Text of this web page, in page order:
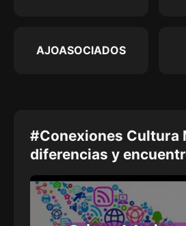
AJOASOCIADOS
#Conexiones Cultura
diferencias y